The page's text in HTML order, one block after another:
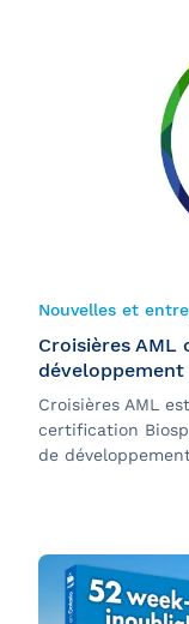
Nouvelles et
Croisières
Croisières AML
certification
de